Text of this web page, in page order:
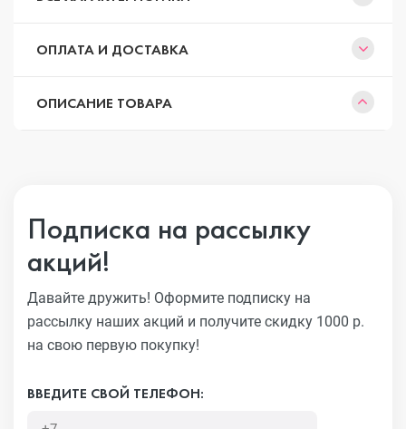
ОПЛАТА И ДОСТАВКА
ОПИСАНИЕ ТОВАРА
Подписка на рассылку
акций!
Давайте дружить! Оформите подписку на
рассылку наших акций и получите скидку 1000 р.
на свою первую покупку!
ВВЕДИТЕ СВОЙ ТЕЛЕФОН: